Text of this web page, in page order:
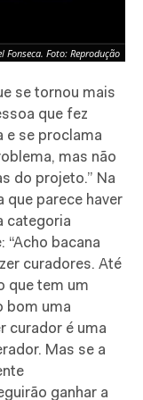
Fonseca. Foto: Reprodução
se tornou mais
que fez
e se proclama
mas não
do projeto.” Na
que parece haver
categoria
bacana
curadores. Até
que tem um
bom uma
curador é uma
Mas se a
ganhar a